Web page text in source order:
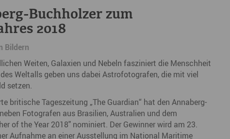
Stellenangebote im Erzgebirge
Arbeiten im Erzgebirge
Coworking Spaces im Erzgebirge
DER FILM
hERZgeschichten
kurz ERZählt
Buchholzer zum
2018
Bildern
Weiten, Galaxien und Nebeln fasziniert die Menschheit
Weltalls geben uns dabei Astrofotografen, die mit viel
setzen.
britische Tageszeitung „The Guardian“ hat den Annaberg-
Fotografen aus Brasilien, Australien und dem
of the Year 2018" nominiert. Der Gewinner wird am 23.
Aufnahme an einer Ausstellung im National Maritime